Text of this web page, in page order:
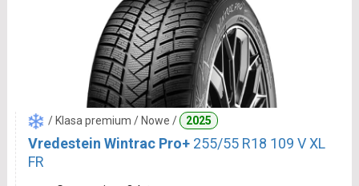
/ Klasa premium / Nowe / 2025
Vredestein Wintrac Pro+ 255/55 R18 109 V XL
FR